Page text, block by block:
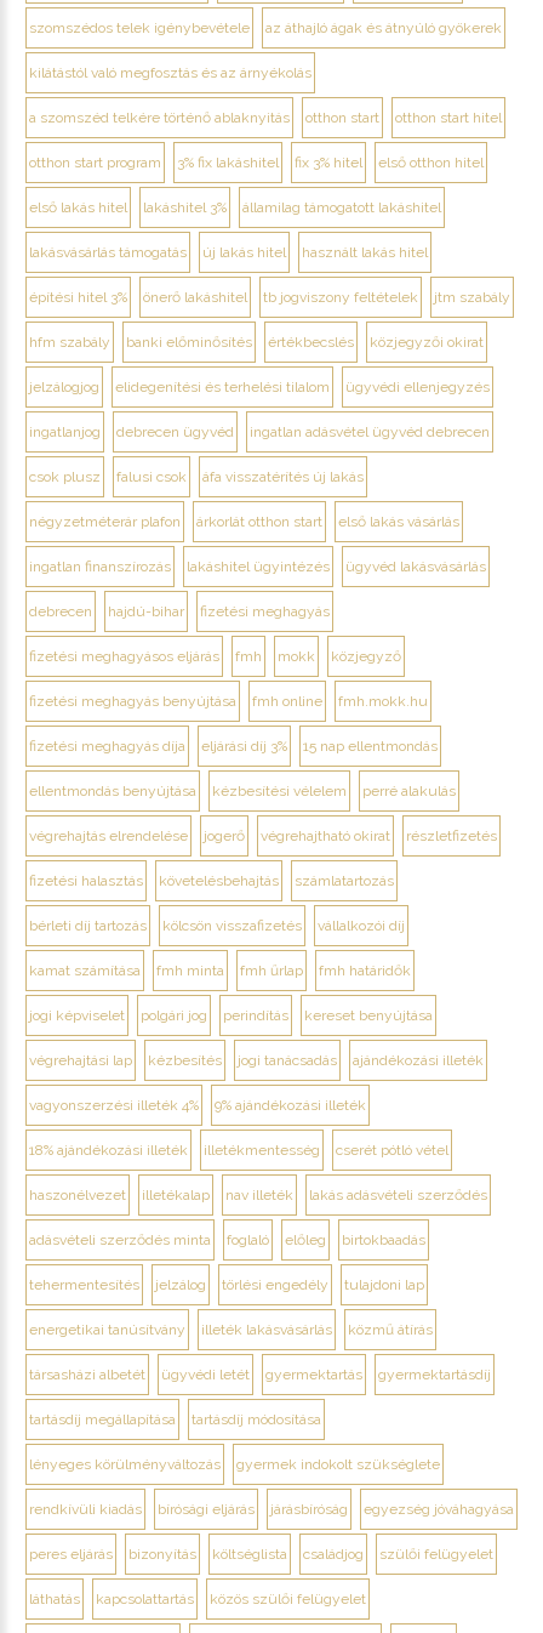
szomszédos telek igénybevétele az áthajló ágak és átnyúló gyökerek
kilátástól való megfosztás és az árnyékolás
a szomszéd telkére történő ablaknyitás otthon start otthon start hitel
otthon start program 3% fix lakáshitel fix 3% hitel első otthon hitel
első lakás hitel lakáshitel 3% államilag támogatott lakáshitel
lakásvásárlás támogatás új lakás hitel használt lakás hitel
építési hitel 3% önerő lakáshitel tb jogviszony feltételek jtm szabály
hfm szabály banki előminősítés értékbecslés közjegyzői okirat
jelzálogjog elidegenítési és terhelési tilalom ügyvédi ellenjegyzés
ingatlanjog debrecen ügyvéd ingatlan adásvétel ügyvéd debrecen
csok plusz falusi csok áfa visszatérítés új lakás
négyzetméterár plafon árkorlát otthon start első lakás vásárlás
ingatlan finanszírozás lakáshitel ügyintézés ügyvéd lakásvásárlás
debrecen hajdú-bihar fizetési meghagyás
fizetési meghagyásos eljárás fmh mokk közjegyző
fizetési meghagyás benyújtása fmh online fmh.mokk.hu
fizetési meghagyás díja eljárási díj 3% 15 nap ellentmondás
ellentmondás benyújtása kézbesítési vélelem perré alakulás
végrehajtás elrendelése jogerő végrehajtható okirat részletfizetés
fizetési halasztás követelésbehajtás számlatartozás
bérleti díj tartozás kölcsön visszafizetés vállalkozói díj
kamat számítása fmh minta fmh űrlap fmh határidők
jogi képviselet polgári jog perindítás kereset benyújtása
végrehajtási lap kézbesítés jogi tanácsadás ajándékozási illeték
vagyonszerzési illeték 4% 9% ajándékozási illeték
18% ajándékozási illeték illetékmentesség cserét pótló vétel
haszonélvezet illetékalap nav illeték lakás adásvételi szerződés
adásvételi szerződés minta foglaló előleg birtokbaadás
tehermentesítés jelzálog törlési engedély tulajdoni lap
energetikai tanúsítvány illeték lakásvásárlás közmű átírás
társasházi albetét ügyvédi letét gyermektartás gyermektartásdíj
tartásdíj megállapítása tartásdíj módosítása
lényeges körülményváltozás gyermek indokolt szükséglete
rendkívüli kiadás bírósági eljárás járásbíróság egyezség jóváhagyása
peres eljárás bizonyítás költséglista családjog szülői felügyelet
láthatás kapcsolattartás közös szülői felügyelet